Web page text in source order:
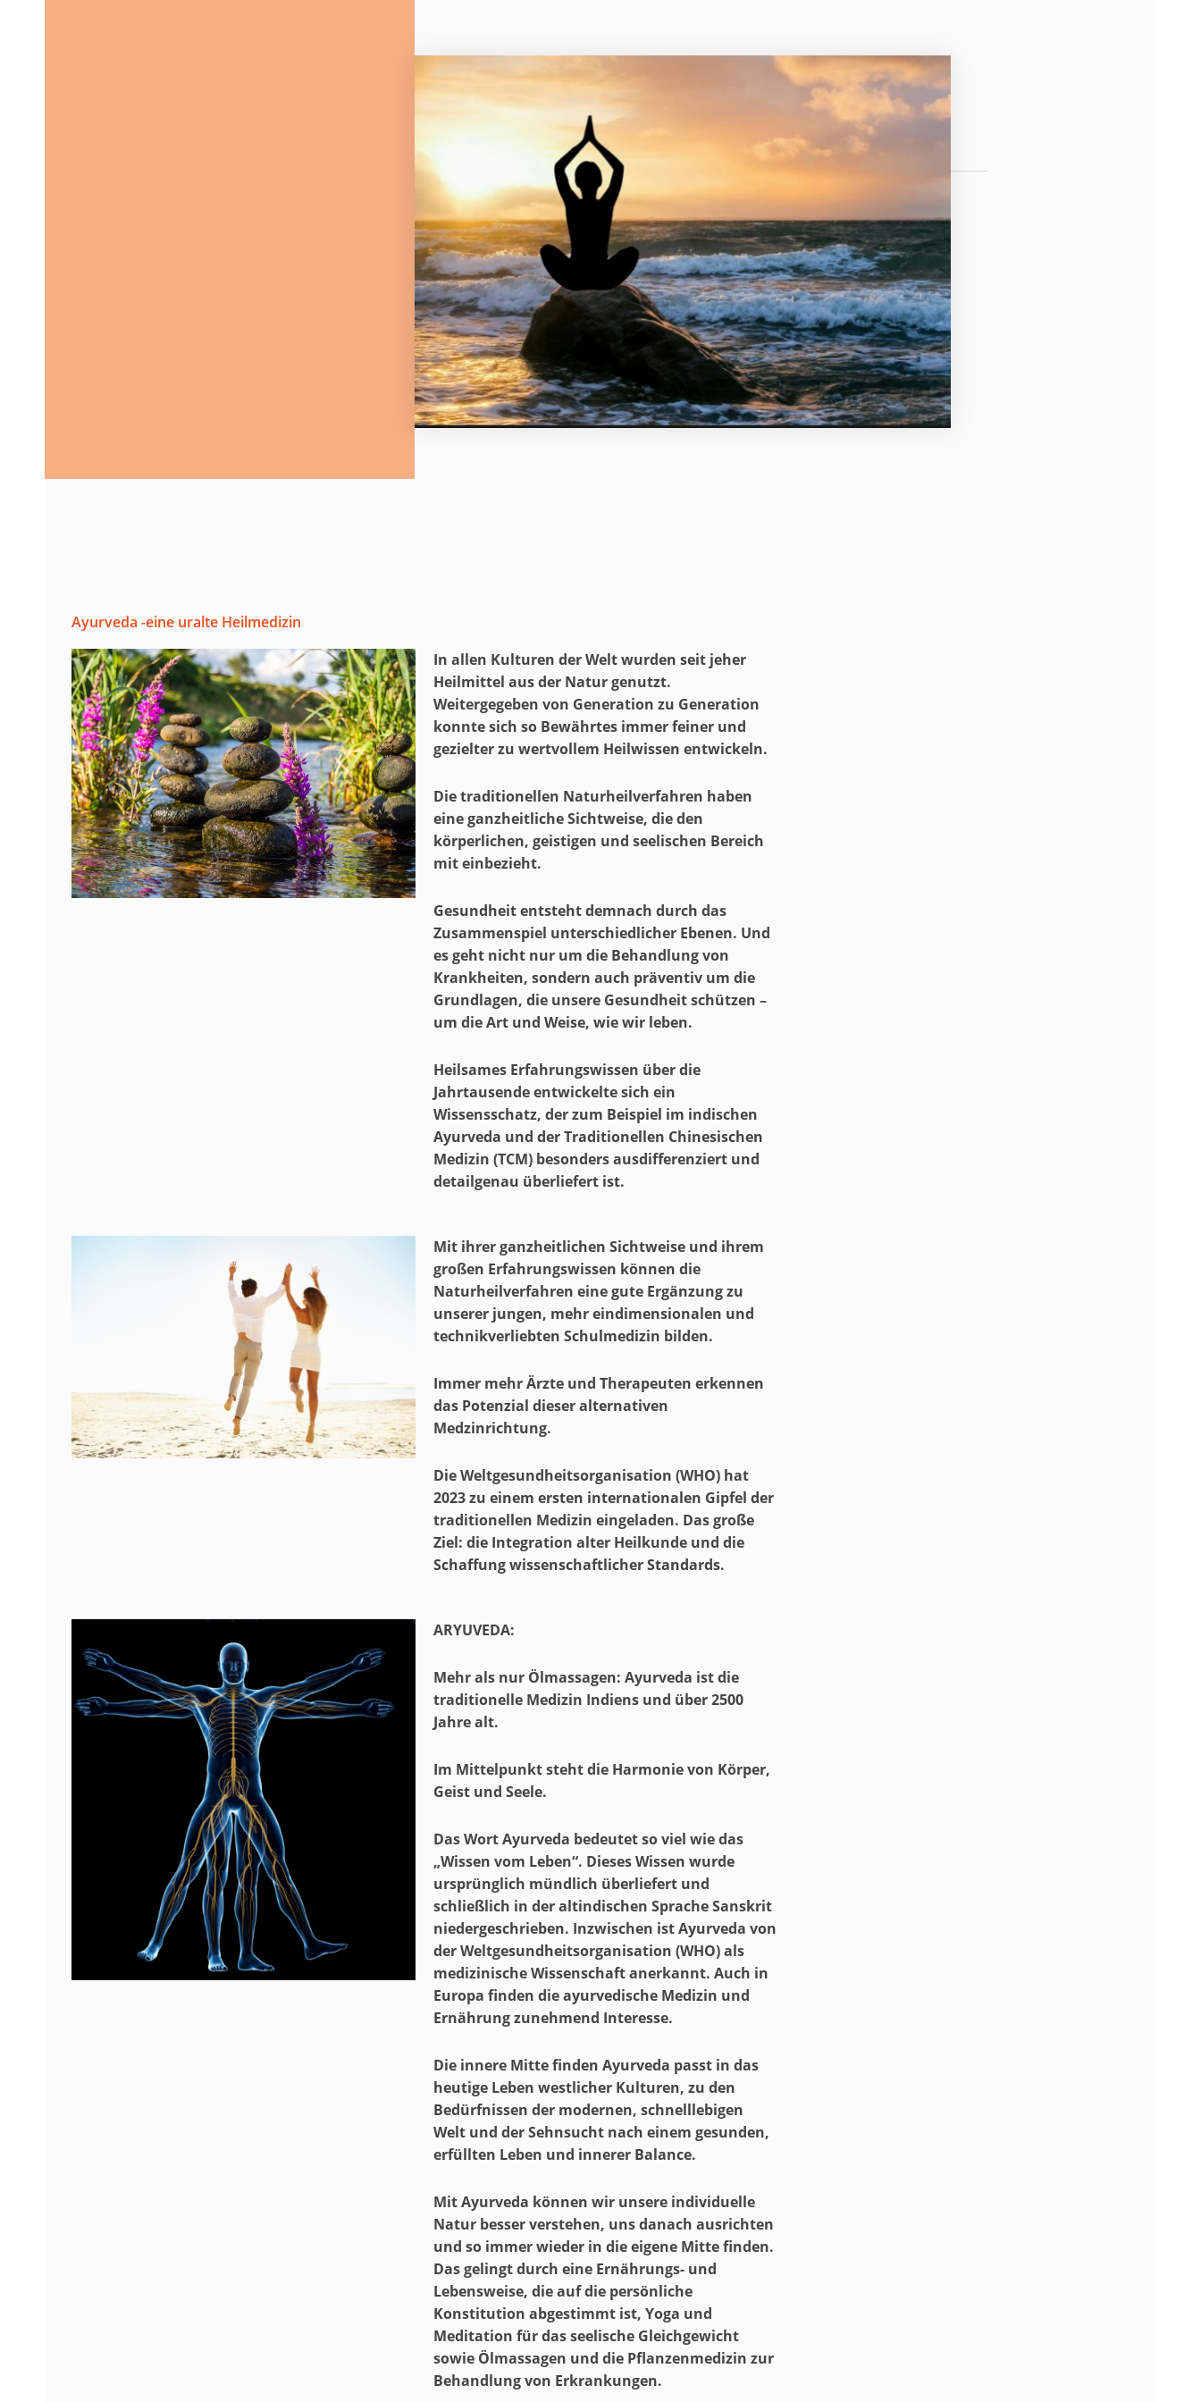
Robin Cronenberg
Ayurveda -eine uralte Heilmedizin
In allen Kulturen der Welt wurden seit jeher
Heilmittel aus der Natur genutzt.
Weitergegeben von Generation zu Generation
konnte sich so Bewährtes immer feiner und
gezielter zu wertvollem Heilwissen entwickeln.
Die traditionellen Naturheilverfahren haben
eine ganzheitliche Sichtweise, die den
körperlichen, geistigen und seelischen Bereich
mit einbezieht.
Gesundheit entsteht demnach durch das
Zusammenspiel unterschiedlicher Ebenen. Und
es geht nicht nur um die Behandlung von
Krankheiten, sondern auch präventiv um die
Grundlagen, die unsere Gesundheit schützen –
um die Art und Weise, wie wir leben.
Heilsames Erfahrungswissen über die
Jahrtausende entwickelte sich ein
Wissensschatz, der zum Beispiel im indischen
Ayurveda und der Traditionellen Chinesischen
Medizin (TCM) besonders ausdifferenziert und
detailgenau überliefert ist.
Mit ihrer ganzheitlichen Sichtweise und ihrem
großen Erfahrungswissen können die
Naturheilverfahren eine gute Ergänzung zu
unserer jungen, mehr eindimensionalen und
technikverliebten Schulmedizin bilden.
Immer mehr Ärzte und Therapeuten erkennen
das Potenzial dieser alternativen
Medzinrichtung.
Die Weltgesundheitsorganisation (WHO) hat
2023 zu einem ersten internationalen Gipfel der
traditionellen Medizin eingeladen. Das große
Ziel: die Integration alter Heilkunde und die
Schaffung wissenschaftlicher Standards.
ARYUVEDA:
Mehr als nur Ölmassagen: Ayurveda ist die
traditionelle Medizin Indiens und über 2500
Jahre alt.
Im Mittelpunkt steht die Harmonie von Körper,
Geist und Seele.
Das Wort Ayurveda bedeutet so viel wie das
„Wissen vom Leben“. Dieses Wissen wurde
ursprünglich mündlich überliefert und
schließlich in der altindischen Sprache Sanskrit
niedergeschrieben. Inzwischen ist Ayurveda von
der Weltgesundheitsorganisation (WHO) als
medizinische Wissenschaft anerkannt. Auch in
Europa finden die ayurvedische Medizin und
Ernährung zunehmend Interesse.
Die innere Mitte finden Ayurveda passt in das
heutige Leben westlicher Kulturen, zu den
Bedürfnissen der modernen, schnelllebigen
Welt und der Sehnsucht nach einem gesunden,
erfüllten Leben und innerer Balance.
Mit Ayurveda können wir unsere individuelle
Natur besser verstehen, uns danach ausrichten
und so immer wieder in die eigene Mitte finden.
Das gelingt durch eine Ernährungs- und
Lebensweise, die auf die persönliche
Konstitution abgestimmt ist, Yoga und
Meditation für das seelische Gleichgewicht
sowie Ölmassagen und die Pflanzenmedizin zur
Behandlung von Erkrankungen.